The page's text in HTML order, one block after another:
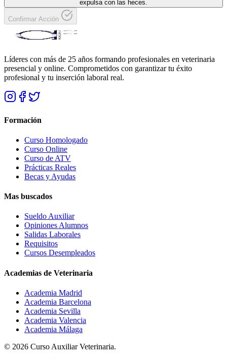
expulsa con las heces.
Confirmar Acción
Líderes con más de 25 años formando profesionales en veterinaria
presencial y online. Comprometidos con garantizar tu éxito
profesional y tu inserción laboral real.
Formación
Curso Homologado
Curso Online
Curso de ATV
Prácticas Reales
Becas y Ayudas
Mas buscados
Sueldo Auxiliar
Opiniones Alumnos
Salidas Laborales
Requisitos
Cursos Desempleados
Academias de Veterinaria
Academia Madrid
Academia Barcelona
Academia Sevilla
Academia Valencia
Academia Málaga
© 2026 Curso Auxiliar Veterinaria.